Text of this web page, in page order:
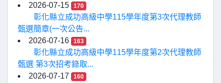
2026-07-15
170
彰化縣立成功高級中學115學年度第3次代理教師
甄選簡章(一次公告...
2026-07-16
163
彰化縣立成功高級中學115學年度第2次代理教師
甄選 第3次招考錄取...
2026-07-17
160